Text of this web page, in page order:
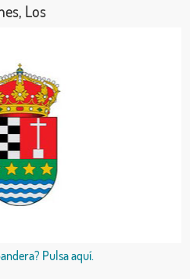
Los
Pulsa aquí.